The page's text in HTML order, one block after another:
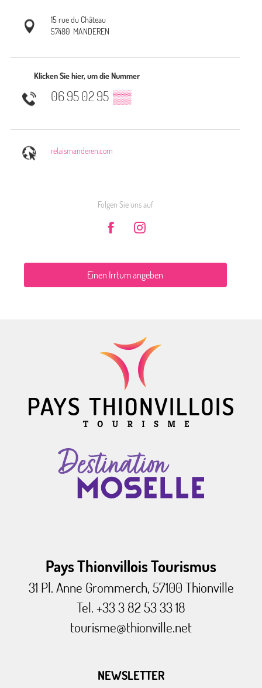
15 rue du Château
57480 MANDEREN
Klicken Sie hier, um die Nummer
06 95 02 95 ▒▒
relaismanderen.com
Folgen Sie uns auf
Einen Irrtum angeben
Pays Thionvillois Tourismus
31 Pl. Anne Grommerch, 57100 Thionville
Tel. +33 3 82 53 33 18
tourisme@thionville.net
NEWSLETTER